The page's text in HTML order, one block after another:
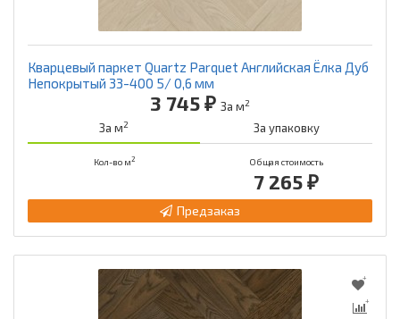
Кварцевый паркет Quartz Parquet Английская Ёлка Дуб
Непокрытый 33-400 5/ 0,6 мм
3 745 ₽ За м2
За м2 За упаковку
Кол-во м2 Общая стоимость
7 265 ₽
Предзаказ